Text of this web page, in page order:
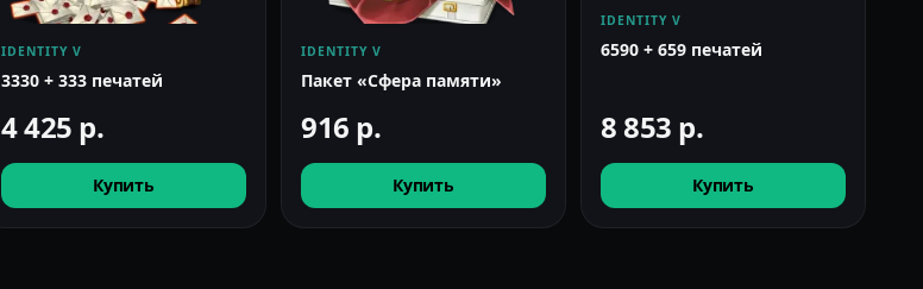
IDENTITY V
3330 + 333 печатей
4 425 р.
Купить
IDENTITY V
Пакет «Сфера памяти»
916 р.
Купить
IDENTITY V
6590 + 659 печатей
8 853 р.
Купить